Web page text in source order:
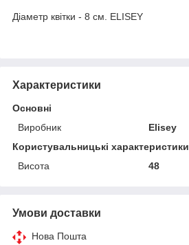
Діаметр квітки - 8 см. ELISEY
Характеристики
Основні
Виробник
Elisey
Користувальницькі характеристики
Висота
48
Умови доставки
Нова Пошта